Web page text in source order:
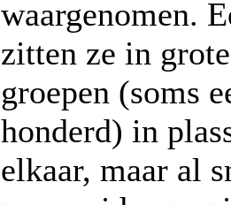
waargenomen.
zitten ze in grote
groepen (soms
honderd) in
elkaar, maar al